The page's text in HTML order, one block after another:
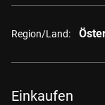
Region/Land:
Einkaufen